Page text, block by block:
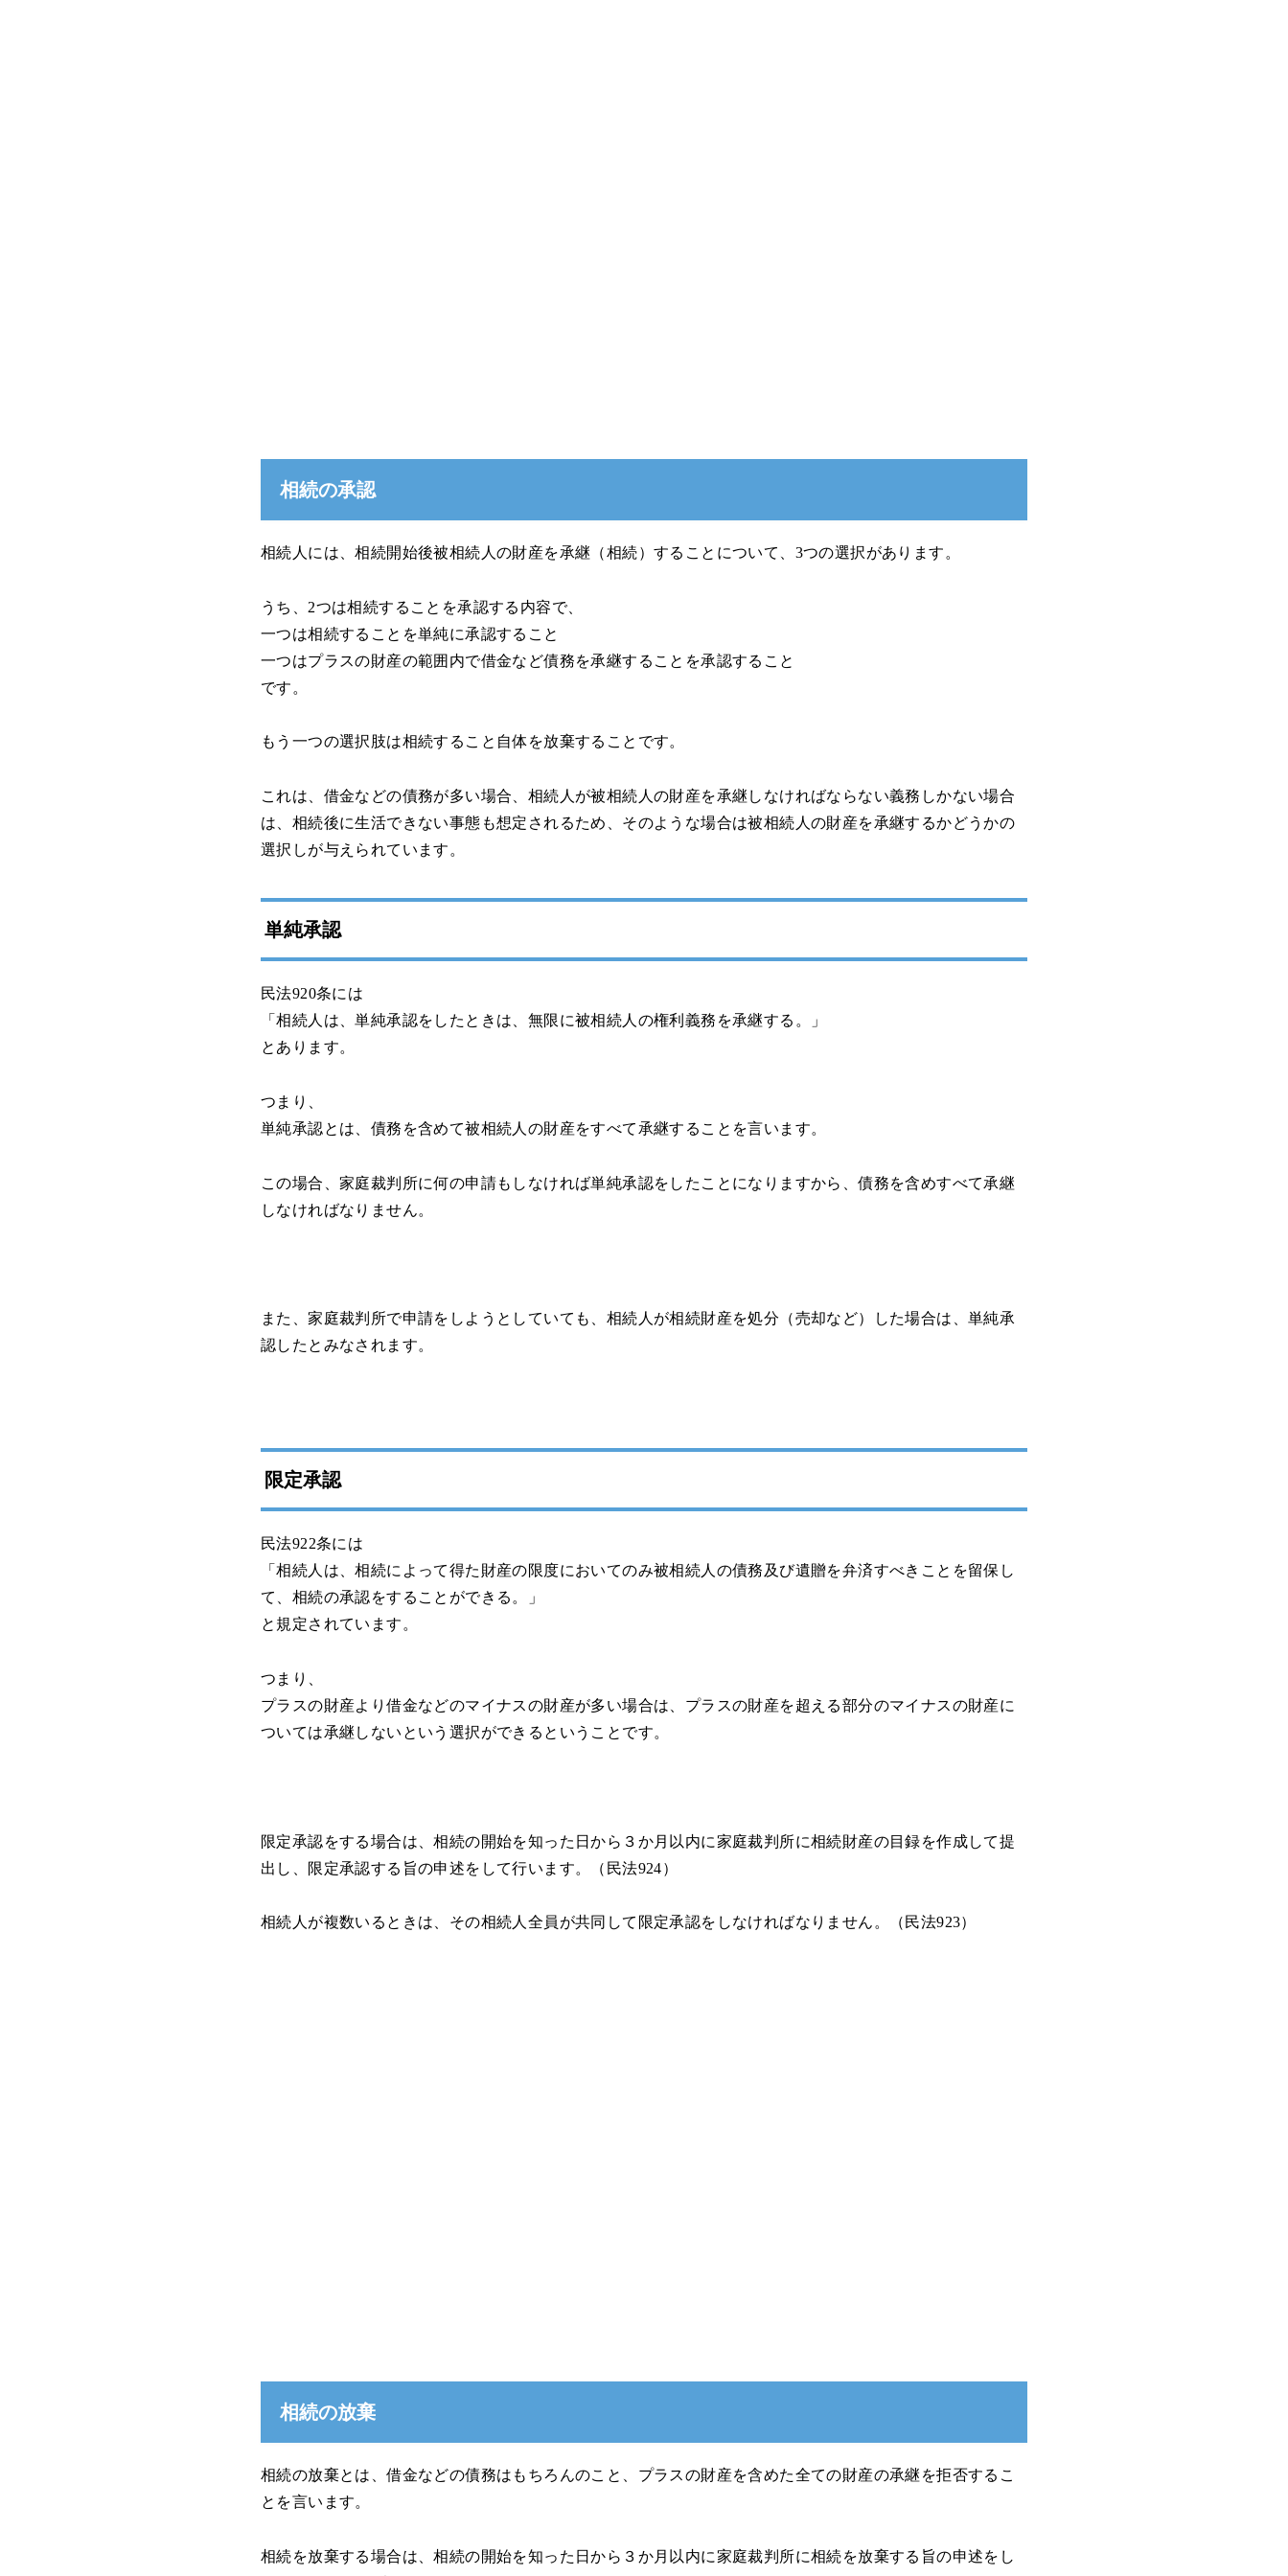
相続の承認
相続人には、相続開始後被相続人の財産を承継（相続）することについて、3つの選択があります。
うち、2つは相続することを承認する内容で、
一つは相続することを単純に承認すること
一つはプラスの財産の範囲内で借金など債務を承継することを承認すること
です。
もう一つの選択肢は相続すること自体を放棄することです。
これは、借金などの債務が多い場合、相続人が被相続人の財産を承継しなければならない義務しかない場合
は、相続後に生活できない事態も想定されるため、そのような場合は被相続人の財産を承継するかどうかの
選択しが与えられています。
単純承認
民法920条には
「相続人は、単純承認をしたときは、無限に被相続人の権利義務を承継する。」
とあります。
つまり、
単純承認とは、債務を含めて被相続人の財産をすべて承継することを言います。
この場合、家庭裁判所に何の申請もしなければ単純承認をしたことになりますから、債務を含めすべて承継
しなければなりません。
また、家庭裁判所で申請をしようとしていても、相続人が相続財産を処分（売却など）した場合は、単純承
認したとみなされます。
限定承認
民法922条には
「相続人は、相続によって得た財産の限度においてのみ被相続人の債務及び遺贈を弁済すべきことを留保し
て、相続の承認をすることができる。」
と規定されています。
つまり、
プラスの財産より借金などのマイナスの財産が多い場合は、プラスの財産を超える部分のマイナスの財産に
ついては承継しないという選択ができるということです。
限定承認をする場合は、相続の開始を知った日から３か月以内に家庭裁判所に相続財産の目録を作成して提
出し、限定承認する旨の申述をして行います。（民法924）
相続人が複数いるときは、その相続人全員が共同して限定承認をしなければなりません。（民法923）
相続の放棄
相続の放棄とは、借金などの債務はもちろんのこと、プラスの財産を含めた全ての財産の承継を拒否するこ
とを言います。
相続を放棄する場合は、相続の開始を知った日から３か月以内に家庭裁判所に相続を放棄する旨の申述をし